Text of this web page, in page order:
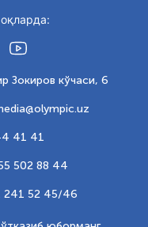
Зокиров кўчаси, 6
41 41
502 88 44
241 52 45/46